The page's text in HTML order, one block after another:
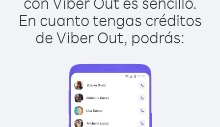
En cuanto tengas créditos
de Viber Out, podrás: